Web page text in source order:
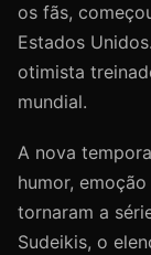
os fãs,
Estados
otimista
mundial.
A nova
humor,
tornaram a
Sudeikis, o